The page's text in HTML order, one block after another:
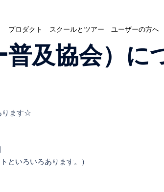
プロダクト スクールとツアー ユーザーの方へ
普及協会）に
ります☆
といろいろあります。）